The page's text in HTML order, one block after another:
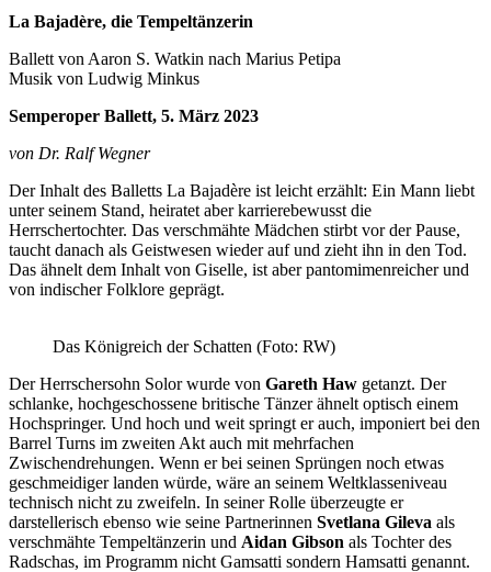
La Bajadère, die Tempeltänzerin
Ballett von Aaron S. Watkin nach Marius Petipa
Musik von Ludwig Minkus
Semperoper Ballett, 5. März 2023
von Dr. Ralf Wegner
Der Inhalt des Balletts La Bajadère ist leicht erzählt: Ein Mann liebt
unter seinem Stand, heiratet aber karrierebewusst die
Herrschertochter. Das verschmähte Mädchen stirbt vor der Pause,
taucht danach als Geistwesen wieder auf und zieht ihn in den Tod.
Das ähnelt dem Inhalt von Giselle, ist aber pantomimenreicher und
von indischer Folklore geprägt.
Das Königreich der Schatten (Foto: RW)
Der Herrschersohn Solor wurde von Gareth Haw getanzt. Der
schlanke, hochgeschossene britische Tänzer ähnelt optisch einem
Hochspringer. Und hoch und weit springt er auch, imponiert bei den
Barrel Turns im zweiten Akt auch mit mehrfachen
Zwischendrehungen. Wenn er bei seinen Sprüngen noch etwas
geschmeidiger landen würde, wäre an seinem Weltklasseniveau
technisch nicht zu zweifeln. In seiner Rolle überzeugte er
darstellerisch ebenso wie seine Partnerinnen Svetlana Gileva als
verschmähte Tempeltänzerin und Aidan Gibson als Tochter des
Radschas, im Programm nicht Gamsatti sondern Hamsatti genannt.